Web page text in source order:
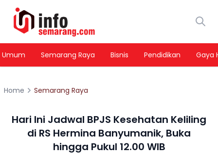
Umum Semarang Raya Bisnis Pendidikan Gaya
Home Semarang Raya
Hari Ini Jadwal BPJS Kesehatan Keliling
di RS Hermina Banyumanik, Buka
hingga Pukul 12.00 WIB